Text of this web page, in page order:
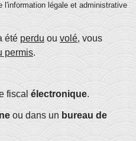
l'information légale et administrative
été perdu ou volé, vous
permis.
fiscal électronique.
ou dans un bureau de